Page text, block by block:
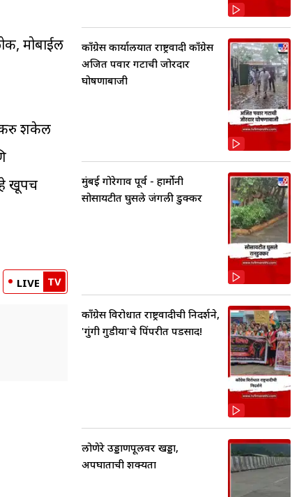
मोबाईल
करु शकेल
हे खूपच
LIVE TV
काँग्रेस कार्यालयात राष्ट्रवादी काँग्रेस
अजित पवार गटाची जोरदार
घोषणाबाजी
मुंबई गोरेगाव पूर्व - हार्मोनी
सोसायटीत घुसले जंगली डुक्कर
काँग्रेस विरोधात राष्ट्रवादीची निदर्शने,
'गुंगी गुडीया'चे पिंपरीत पडसाद!
लोणेरे उड्डाणपूलवर खड्डा,
अपघाताची शक्यता